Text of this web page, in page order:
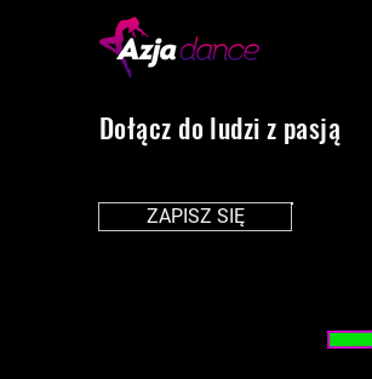
Dołącz do ludzi z pasją
ZAPISZ SIĘ